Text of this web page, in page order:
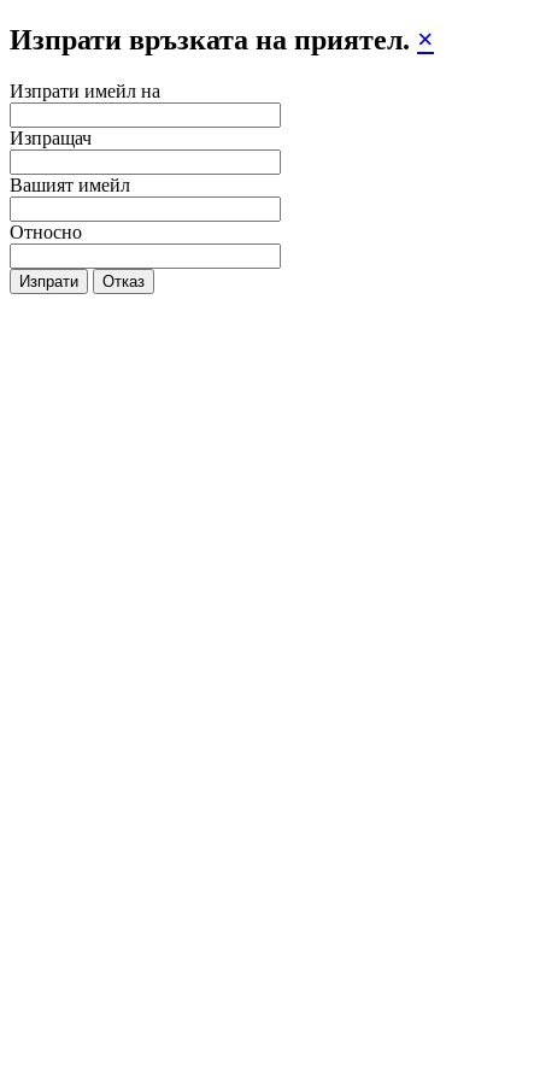
Изпрати връзката на приятел. ×
Изпрати имейл на
Изпращач
Вашият имейл
Относно
Изпрати Отказ